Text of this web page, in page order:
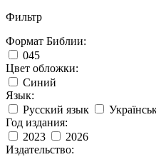
Фильтр
Формат Библии:
045
Цвет обложки:
Синий
Язык:
Русский язык
Год издания:
2023
2026
Издательство: